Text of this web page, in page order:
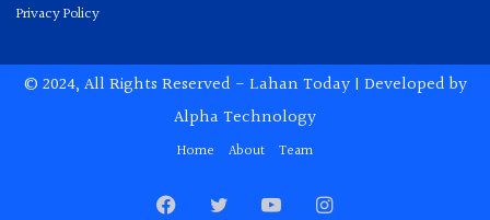
Privacy Policy
© 2024, All Rights Reserved - Lahan Today| Developed by
Alpha Technology
Home About Team
FacebookTwitterYouTubeInstagram